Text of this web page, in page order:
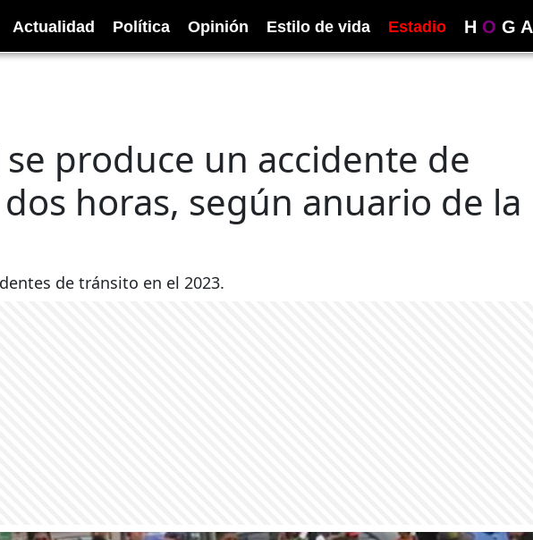
Actualidad Política Opinión Estilo de vida Estadio H O G A
produce un accidente de
horas, según anuario de la
de tránsito en el 2023.